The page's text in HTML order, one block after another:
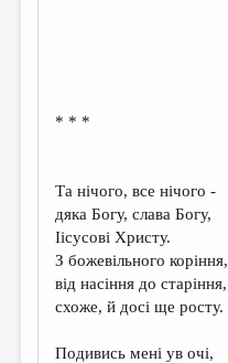
* * *
Та нічого, все нічого -
дяка Богу, слава Богу,
Іісусові Христу.
З божевільного коріння,
від насіння до старіння,
схоже, й досі ще росту.
Подивись мені ув очі,